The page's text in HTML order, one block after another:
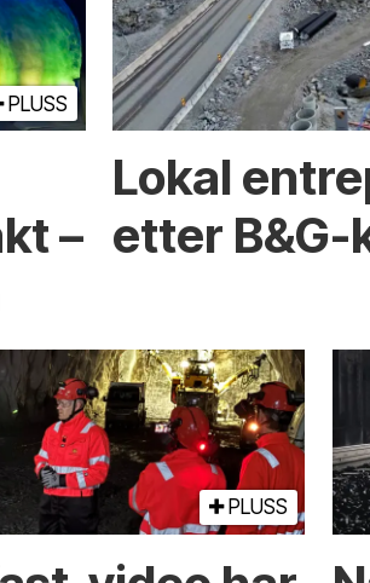
PLUSS
–
Lokal
etter B&G-
PLUSS